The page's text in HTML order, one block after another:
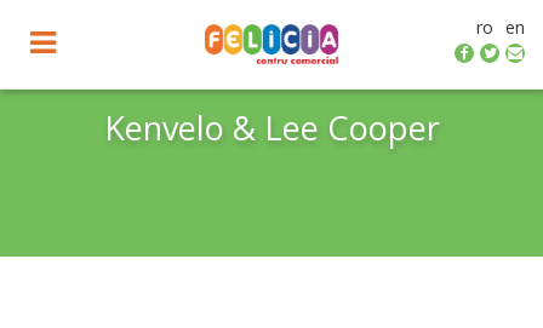
en
ro
Toggle
navigation
Kenvelo & Lee Cooper